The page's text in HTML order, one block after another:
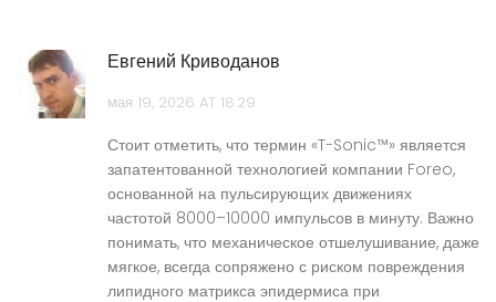
Евгений Криводанов
мая 19, 2026 AT 18:29
Стоит отметить, что термин «T-Sonic™» является
запатентованной технологией компании Foreo,
основанной на пульсирующих движениях
частотой 8000–10000 импульсов в минуту. Важно
понимать, что механическое отшелушивание, даже
мягкое, всегда сопряжено с риском повреждения
липидного матрикса эпидермиса при